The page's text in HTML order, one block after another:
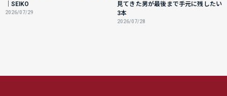
｜SEIKO
2026/07/29
見てきた男が最後まで手元に残したい
3本
2026/07/28